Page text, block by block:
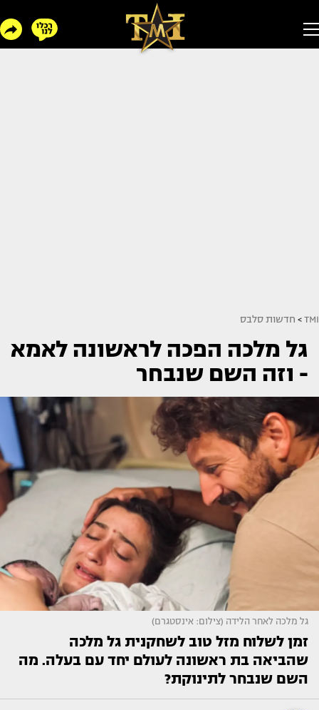
TMI
> חדשות סלבס
גל מלכה הפכה לראשונה לאמא
- וזה השם שנבחר
גל מלכה לאחר הלידה (צילום: אינסטגרם)
זמן לשלוח מזל טוב לשחקנית גל מלכה
שהביאה בת ראשונה לעולם יחד עם בעלה. מה
השם שנבחר לתינוקת?